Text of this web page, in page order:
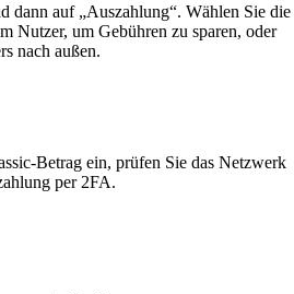
dann auf „Auszahlung“. Wählen Sie die
Nutzer, um Gebühren zu sparen, oder
nach außen.
Betrag ein, prüfen Sie das Netzwerk
per 2FA.